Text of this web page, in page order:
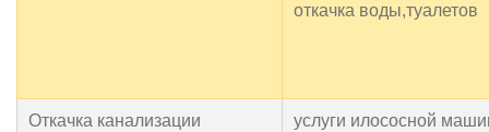
откачка воды,туалетов
Откачка канализации
услуги илососной